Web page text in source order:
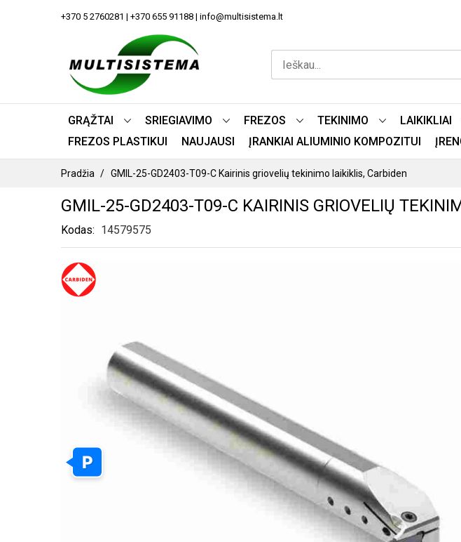
+370 5 2760281 | +370 655 91188 | info@multisistema.lt
GRĄŽTAI SRIEGIAVIMO FREZOS TEKINIMO LAIKIKLIAI
FREZOS PLASTIKUI
NAUJAUSI ĮRANKIAI ALIUMINIO KOMPOZITUI
Pradžia GMIL-25-GD2403-T09-C Kairinis griovelių tekinimo laikiklis, Carbiden
GMIL-25-GD2403-T09-C KAIRINIS GRIOVELIŲ
Kodas 14579575
PEREITI
Į
PAVEIKSLĖLIŲ
P